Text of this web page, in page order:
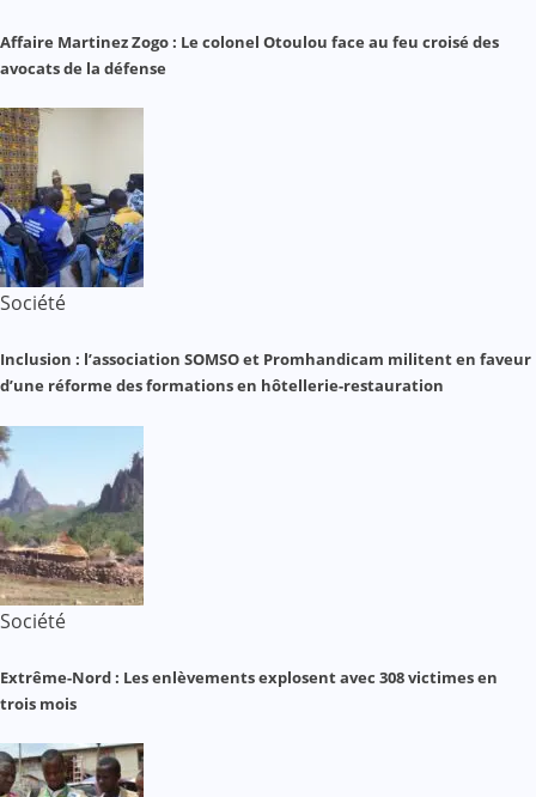
Affaire Martinez Zogo : Le colonel Otoulou face au feu croisé des
avocats de la défense
Société
Inclusion : l’association SOMSO et Promhandicam militent en faveur
d’une réforme des formations en hôtellerie-restauration
Société
Extrême-Nord : Les enlèvements explosent avec 308 victimes en
trois mois